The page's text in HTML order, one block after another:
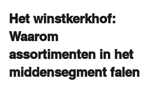
Het winstkerkhof:
Waarom
assortimenten in het
middensegment falen